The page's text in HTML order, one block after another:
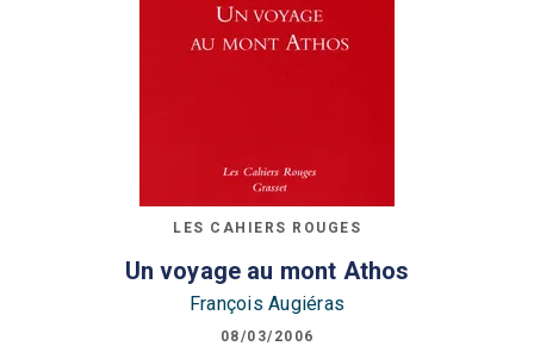
LES CAHIERS ROUGES
Un voyage au mont Athos
François Augiéras
08/03/2006